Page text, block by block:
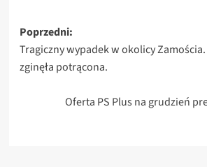
Zobacz
wpisy
Poprzedni:
Tragiczny wypadek w okolicy
zginęła potrącona.
Oferta PS Plus na grudzień